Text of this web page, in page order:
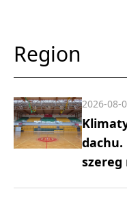
Region
dachu.
szereg
2026-08-